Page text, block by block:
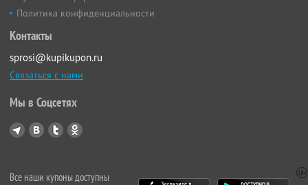
Политика конфиденциальности
Контакты
sprosi@kupikupon.ru
Связаться с нами
Мы в Соцсетях
Все наши купоны доступны